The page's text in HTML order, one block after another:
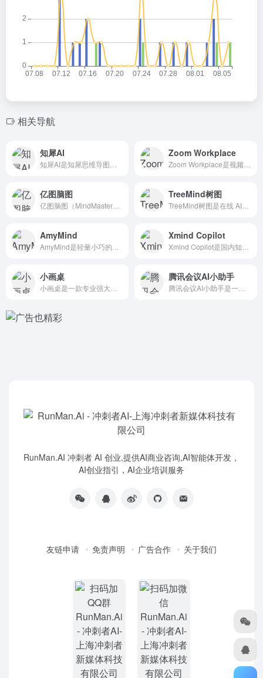
相关导航
知犀AI Zoom Workplace
亿图脑图 TreeMind树图
AmyMind Xmind Copilot
小画桌 腾讯会议AI小助手
RunMan.AI 冲刺者 AI 创业,提供AI商业咨询,AI智能体开发，
AI创业指引，AI企业培训服务
友链申请 免责声明 广告合作 关于我们